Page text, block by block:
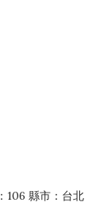
106 縣市：台北